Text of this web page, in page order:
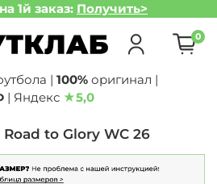
1й заказ: Получить>
0
| 100% оригинал |
| Яндекс ★5,0
to Glory WC 26